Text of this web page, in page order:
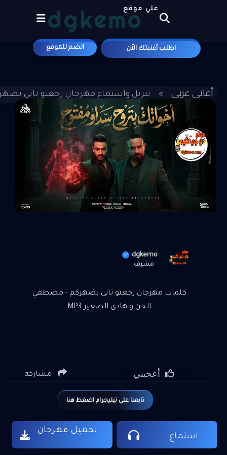
dgkemoعلي موقع
اطلب أغنيتك الاّن انضم للموقع
أغاني عربي »
تنزيل واستماع مهرجان رجعتو تاني
الصغير MP3
استماع
تابعنا علي تيليجرام اضغط هنا
تحميل مهرجان
dgkemo
مشرف
كلمات مهرجان رجعتو تاني بضهركم - مصطفي
الجن و هادي الصغير MP3
مشاركة أعجبني